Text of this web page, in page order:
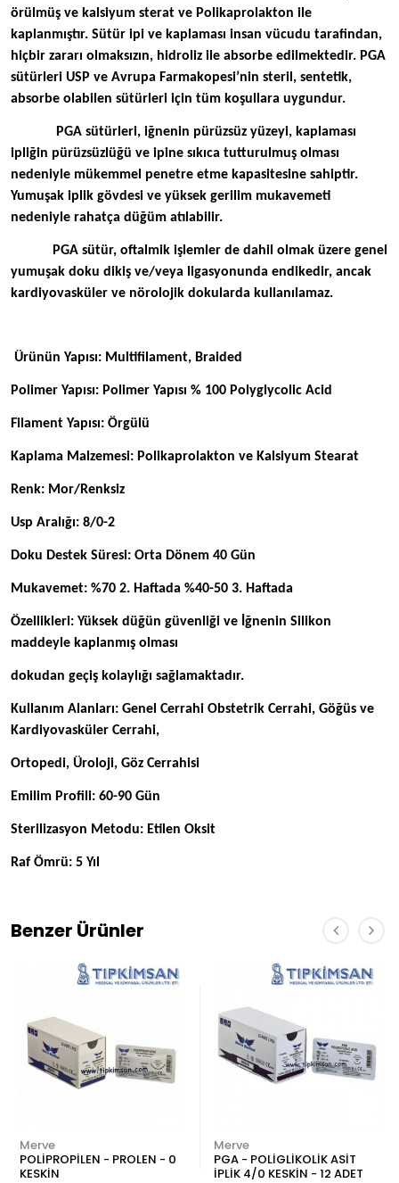
örülmüş ve kalsiyum sterat ve Polikaprolakton ile
kaplanmıştır. Sütür ipi ve kaplaması insan vücudu tarafindan,
hiçbir zararı olmaksızın, hidroliz ile absorbe edilmektedir. PGA
sütürleri USP ve Avrupa Farmakopesi’nin steril, sentetik,
absorbe olabilen sütürleri için tüm koşullara uygundur.
PGA sütürleri, iğnenin pürüzsüz yüzeyi, kaplaması
ipliğin pürüzsüzlüğü ve ipine sıkıca tutturulmuş olması
nedeniyle mükemmel penetre etme kapasitesine sahiptir.
Yumuşak iplik gövdesi ve yüksek gerilim mukavemeti
nedeniyle rahatça düğüm atılabilir.
PGA sütür, oftalmik işlemler de dahil olmak üzere genel
yumuşak doku dikiş ve/veya ligasyonunda endikedir, ancak
kardiyovasküler ve nörolojik dokularda kullanılamaz.
Ürünün Yapısı: Multifilament, Braided
Polimer Yapısı: Polimer Yapısı % 100 Polyglycolic Acid
Filament Yapısı: Örgülü
Kaplama Malzemesi: Polikaprolakton ve Kalsiyum Stearat
Renk: Mor/Renksiz
Usp Aralığı: 8/0-2
Doku Destek Süresi: Orta Dönem 40 Gün
Mukavemet: %70 2. Haftada %40-50 3. Haftada
Özellikleri: Yüksek düğün güvenliği ve İğnenin Silikon
maddeyle kaplanmış olması
dokudan geçiş kolaylığı sağlamaktadır.
Kullanım Alanları: Genel Cerrahi Obstetrik Cerrahi, Göğüs ve
Kardiyovasküler Cerrahi,
Ortopedi, Üroloji, Göz Cerrahisi
Emilim Profili: 60-90 Gün
Sterilizasyon Metodu: Etilen Oksit
Raf Ömrü: 5 Yıl
Benzer Ürünler
Merve
POLİPROPİLEN - PROLEN - 0
KESKİN
Merve
PGA - POLİGLİKOLİK ASİT
İPLİK 4/0 KESKİN - 12 ADET